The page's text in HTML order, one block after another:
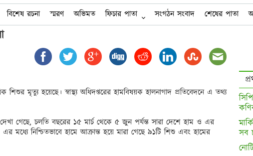
বিশেষ রচনা স্মরণ অভিমত ফিচার পাতা সংগঠন সংবাদ শেষের পাতা
মৃত্যু হয়েছে। স্বাস্থ্য অধিদপ্তরের হামবিষয়ক হালনাগাদ প্রতিবেদনে এ তথ্য
দেখা গেছে, চলতি বছরের ১৫ মার্চ থেকে ৫ জুন পর্যন্ত সারা দেশে হাম ও এর
মধ্যে নিশ্চিতভাবে হামে আক্রান্ত হয়ে মারা গেছে ৯১টি শিশু এবং হামের